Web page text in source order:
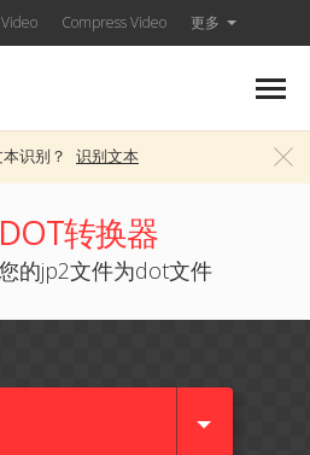
Compress Video 更多
识别？ 识别文本
转换器
的jp2文件为dot文件